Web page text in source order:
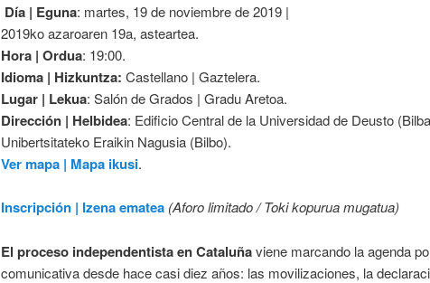
Día | Eguna: martes, 19 de noviembre de 2019 |
2019ko azaroaren 19a, asteartea.
Hora | Ordua: 19:00.
Idioma | Hizkuntza: Castellano | Gaztelera.
Lugar | Lekua: Salón de Grados | Gradu Aretoa.
Dirección | Helbidea: Edificio Central de la Universidad de Deusto
Unibertsitateko Eraikin Nagusia (Bilbo).
Ver mapa | Mapa ikusi.
Inscripción | Izena ematea (Aforo limitado / Toki kopurua mugatua)
El proceso independentista en Cataluñaviene marcando la agenda
comunicativa desde hace casi diez años: las movilizaciones, la